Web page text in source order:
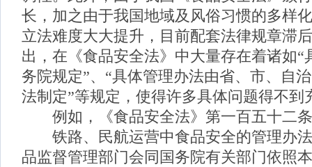
长，加之由于我国地域及风俗习惯的多样
立法难度大大提升，目前配套法律规章滞
出，在《食品安全法》中大量存在着诸如“
务院规定”、“具体管理办法由省、市、自
法制定”等规定，使得许多具体问题得不到
例如，《食品安全法》第一百五十
铁路、民航运营中食品安全的管理办法
品监督管理部门会同国务院有关部门依照